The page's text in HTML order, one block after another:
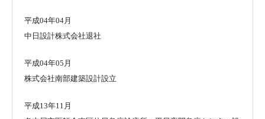
平成04年04月
中日設計株式会社退社
平成04年05月
株式会社南部建築設計設立
平成13年11月